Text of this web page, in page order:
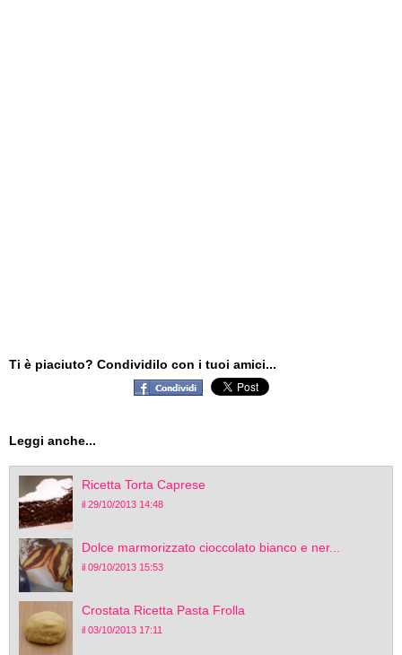
Ti è piaciuto? Condividilo con i tuoi amici...
Leggi anche...
Ricetta Torta Caprese
il 29/10/2013 14:48
Dolce marmorizzato cioccolato bianco e ner...
il 09/10/2013 15:53
Crostata Ricetta Pasta Frolla
il 03/10/2013 17:11